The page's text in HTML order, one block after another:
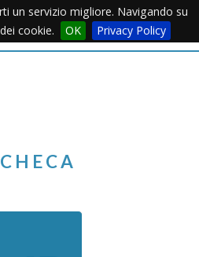
un servizio migliore. Navigando su
cookie.
OK Privacy PolicyMenu